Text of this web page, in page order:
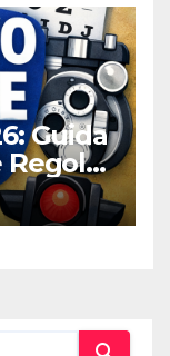
Guida
Regole,